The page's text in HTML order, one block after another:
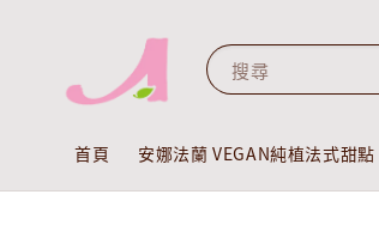
搜尋
首頁 安娜法蘭 VEGAN純植法式甜點